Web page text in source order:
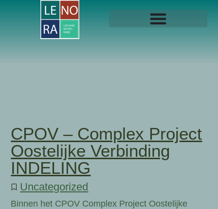
CPOV – Complex Project
Oostelijke Verbinding
INDELING
Uncategorized
Binnen het CPOV Complex Project Oostelijke